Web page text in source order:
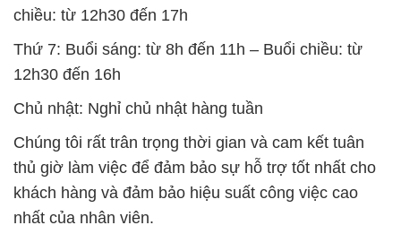
chiều: từ 12h30 đến 17h
Thứ 7: Buổi sáng: từ 8h đến 11h – Buổi chiều: từ
12h30 đến 16h
Chủ nhật: Nghỉ chủ nhật hàng tuần
Chúng tôi rất trân trọng thời gian và cam kết tuân
thủ giờ làm việc để đảm bảo sự hỗ trợ tốt nhất cho
khách hàng và đảm bảo hiệu suất công việc cao
nhất của nhân viên.